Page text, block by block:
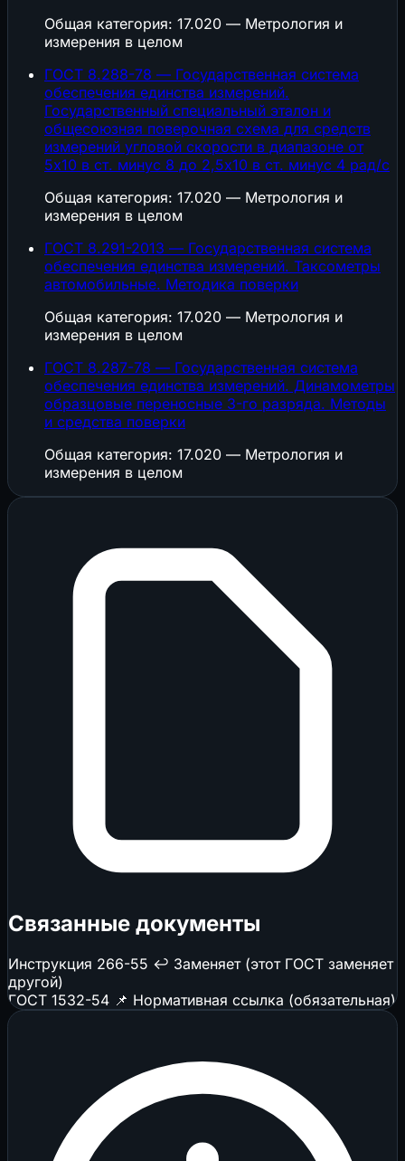
Общая категория: 17.020 — Метрология и
измерения в целом
ГОСТ 8.288-78 — Государственная система
обеспечения единства измерений.
Государственный специальный эталон и
общесоюзная поверочная схема для средств
измерений угловой скорости в диапазоне от
5х10 в ст. минус 8 до 2,5x10 в ст. минус 4 рад/с
Общая категория: 17.020 — Метрология и
измерения в целом
ГОСТ 8.291-2013 — Государственная система
обеспечения единства измерений. Таксометры
автомобильные. Методика поверки
Общая категория: 17.020 — Метрология и
измерения в целом
ГОСТ 8.287-78 — Государственная система
обеспечения единства измерений. Динамометры
образцовые переносные 3-го разряда. Методы
и средства поверки
Общая категория: 17.020 — Метрология и
измерения в целом
Связанные документы
Инструкция 266-55 ↩️ Заменяет (этот ГОСТ заменяет
другой)
ГОСТ 1532-54 📌 Нормативная ссылка (обязательная)